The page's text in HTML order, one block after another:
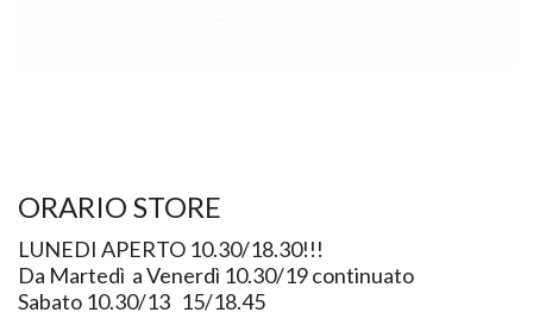
ORARIO STORE
LUNEDI APERTO 10.30/18.30!!!
Da Martedì a Venerdì 10.30/19 continuato
Sabato 10.30/13 15/18.45